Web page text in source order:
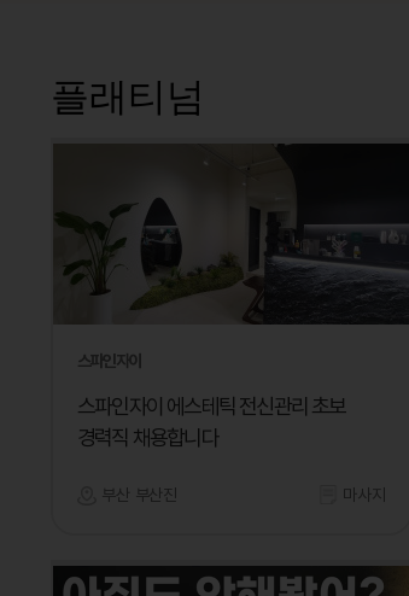
플래티넘
스파인자이
스파인자이 에스테틱 전신관리 초보
경력직 채용합니다
부산 부산진 마사지